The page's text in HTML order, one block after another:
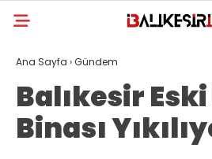
Ana Sayfa ›Gündem
Balıkesir
Binası